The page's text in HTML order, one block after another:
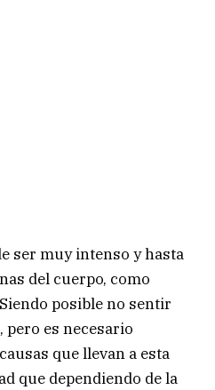
ser muy intenso y hasta
del cuerpo, como
posible no sentir
es necesario
que llevan a esta
que dependiendo de la